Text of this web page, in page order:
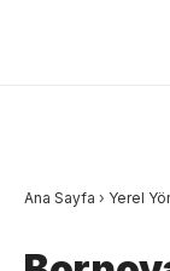
Ana Sayfa › Yerel